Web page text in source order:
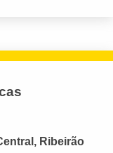
Ribeirão